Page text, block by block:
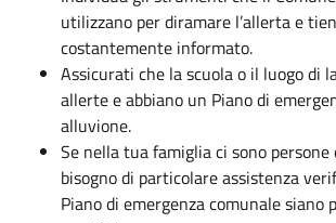
utilizzano per diramare l’allerta e
costantemente informato.
Assicurati che la scuola o il luogo di
allerte e abbiano un Piano di
alluvione.
Se nella tua famiglia ci sono persone
bisogno di particolare assistenza
Piano di emergenza comunale siano